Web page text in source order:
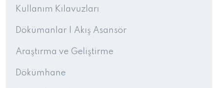
Kullanım Kılavuzları
Dökümanlar | Akış Asansör
Araştırma ve Geliştirme
Dökümhane